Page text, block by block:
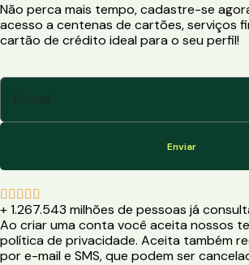
Não perca mais tempo, cadastre-se
acesso a centenas de cartões, serviços
cartão de crédito ideal para o seu perfil!
Enviar
    
+ 1.267.543 milhões de pessoas já
Ao criar uma conta você aceita nossos
política de privacidade. Aceita também
por e-mail e SMS, que podem ser